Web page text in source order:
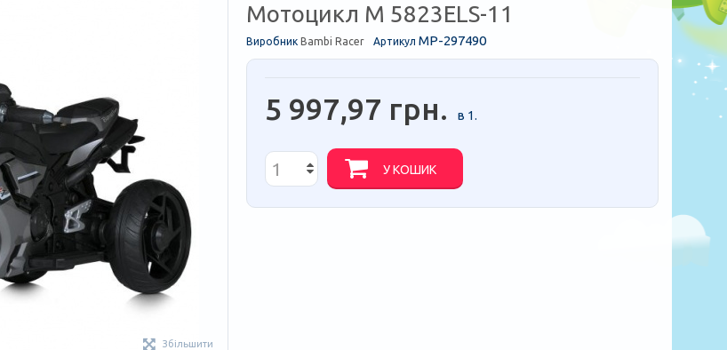
Збільшити
Мотоцикл M 5823ELS-11
Виробник Bambi Racer Артикул MP-297490
5 997,97 грн. в 1.
У КОШИК